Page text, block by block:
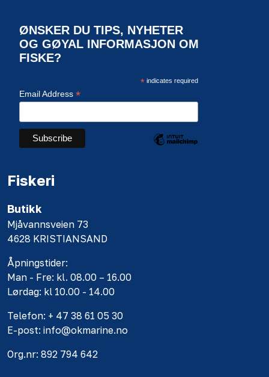
ØNSKER DU TIPS, NYHETER
OG GØYAL INFORMASJON OM
FISKE?
*indicates required
Email Address *
Fiskeri
Butikk
Mjåvannsveien 73
4628 KRISTIANSAND
Åpningstider:
Man - Fre: kl. 08.00 – 16.00
Lørdag: kl 10.00 - 14.00
Telefon: + 47 38 61 05 30
E-post: info@okmarine.no
Org.nr: 892 794 642